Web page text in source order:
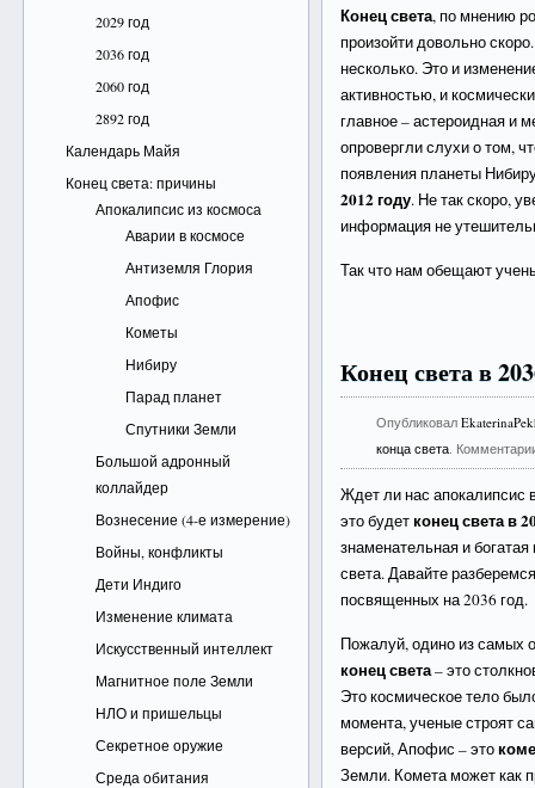
2029 год
2036 год
2060 год
2892 год
Календарь Майя
Конец света: причины
Апокалипсис из космоса
Аварии в космосе
Антиземля Глория
Апофис
Кометы
Нибиру
Парад планет
Спутники Земли
Большой адронный
коллайдер
Вознесение (4-е измерение)
Войны, конфликты
Дети Индиго
Изменение климата
Искусственный интеллект
Магнитное поле Земли
НЛО и пришельцы
Секретное оружие
Среда обитания
Конец света, по мнению
произойти довольно
несколько. Это и
активностью, и
главное – астероидная и
опровергли слухи о том,
появления планеты
2012 году. Не так скоро,
информация не
Так что нам обещают
Конец света в
Опубликовал
конца света.
Ждет ли нас апокалипсис
это будетконец света в
знаменательная и
света. Давайте
посвященных на 2036 год.
Пожалуй, одино из самых
конец света– это
Это космическое тело
момента, ученые строят
версий, Апофис – это
Земли. Комета может как